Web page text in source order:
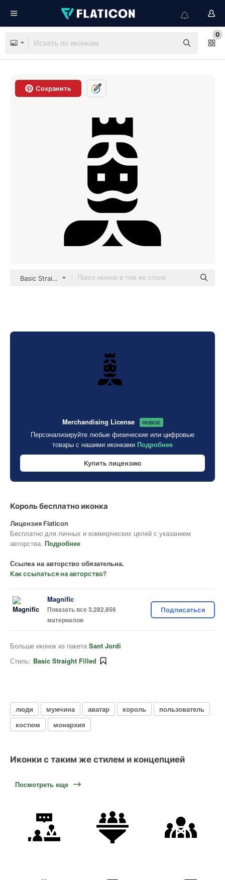
0
Сохранить
Basic Straight Filled
Merchandising License НОВОЕ
Персонализируйте любые физические или цифровые
товары с нашими иконками Подробнее
Купить лицензию
Король бесплатно иконка
Лицензия Flaticon
Бесплатно для личных и коммерческих целей с указанием
авторства. Подробнее
Ссылка на авторство обязательна.
Как ссылаться на авторство?
Magnific
Показать все 3,282,856
материалов
Подписаться
Больше иконок из пакета Sant Jordi
Стиль: Basic Straight Filled
люди мужчина аватар король
пользователь
костюм
монархия
Иконки с таким же стилем и концепцией
Посмотреть еще